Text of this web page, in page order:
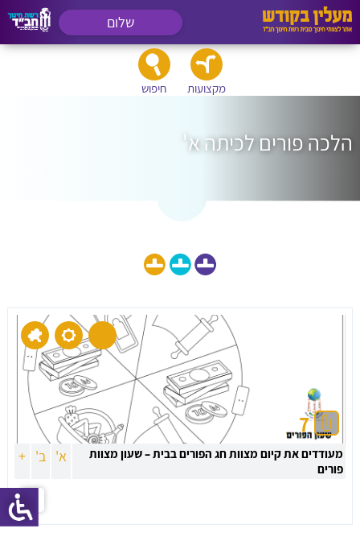
שלום
מקצועות חיפוש
הלכה פורים לכיתה א'
7
מעודדים את קיום מצוות חג הפורים בבית – שעון מצוות
פורים
א' ב' +